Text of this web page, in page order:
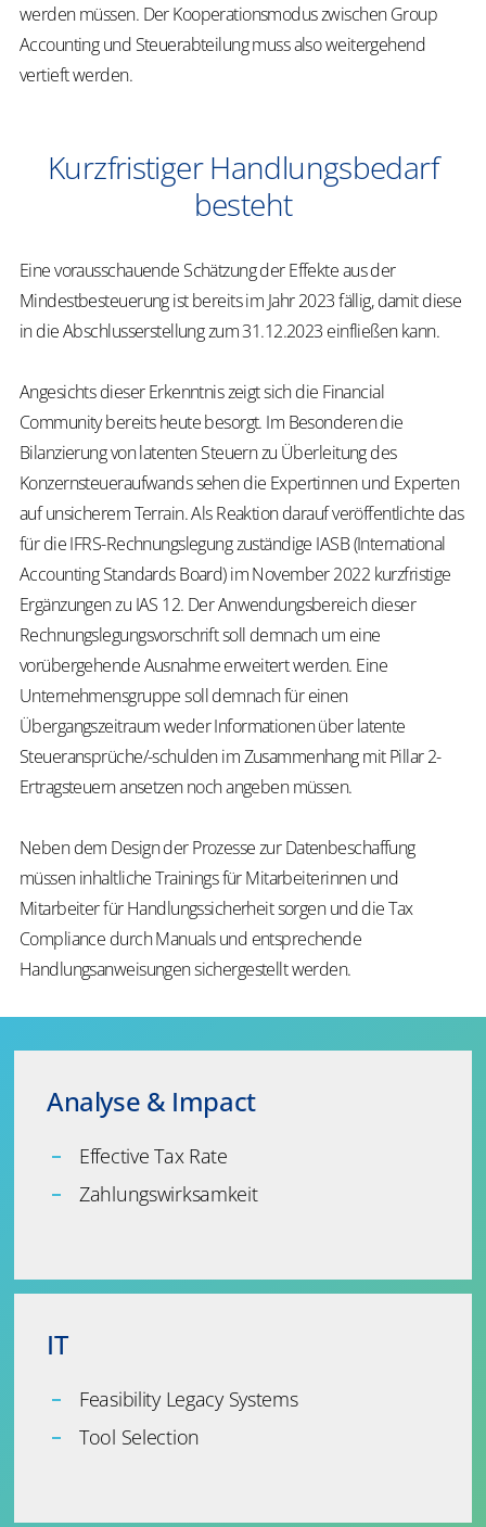
werden müssen. Der Kooperationsmodus zwischen Group
Accounting und Steuerabteilung muss also weitergehend
vertieft werden.
Kurzfristiger Handlungsbedarf
besteht
Eine vorausschauende Schätzung der Effekte aus der
Mindestbesteuerung ist bereits im Jahr 2023 fällig, damit diese
in die Abschlusserstellung zum 31.12.2023 einfließen kann.
Angesichts dieser Erkenntnis zeigt sich die Financial
Community bereits heute besorgt. Im Besonderen die
Bilanzierung von latenten Steuern zu Überleitung des
Konzernsteueraufwands sehen die Expertinnen und Experten
auf unsicherem Terrain. Als Reaktion darauf veröffentlichte das
für die IFRS-Rechnungslegung zuständige IASB (International
Accounting Standards Board) im November 2022 kurzfristige
Ergänzungen zu IAS 12. Der Anwendungsbereich dieser
Rechnungslegungsvorschrift soll demnach um eine
vorübergehende Ausnahme erweitert werden. Eine
Unternehmensgruppe soll demnach für einen
Übergangszeitraum weder Informationen über latente
Steueransprüche/-schulden im Zusammenhang mit Pillar 2-
Ertragsteuern ansetzen noch angeben müssen.
Neben dem Design der Prozesse zur Datenbeschaffung
müssen inhaltliche Trainings für Mitarbeiterinnen und
Mitarbeiter für Handlungssicherheit sorgen und die Tax
Compliance durch Manuals und entsprechende
Handlungsanweisungen sichergestellt werden.
Analyse & Impact
Effective Tax Rate
Zahlungswirksamkeit
IT
Feasibility Legacy Systems
Tool Selection